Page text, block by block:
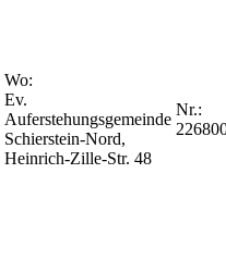
Wo:
Ev.
Auferstehungsgemeinde
Schierstein-Nord,
Heinrich-Zille-Str. 48
Nr.: